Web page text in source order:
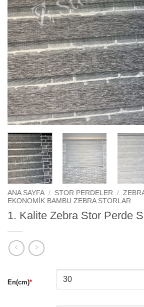
ANA SAYFA / STOR PERDELER /
EKONOMIK BAMBU ZEBRA STORLAR
1. Kalite Zebra Stor Perde
En(cm)*